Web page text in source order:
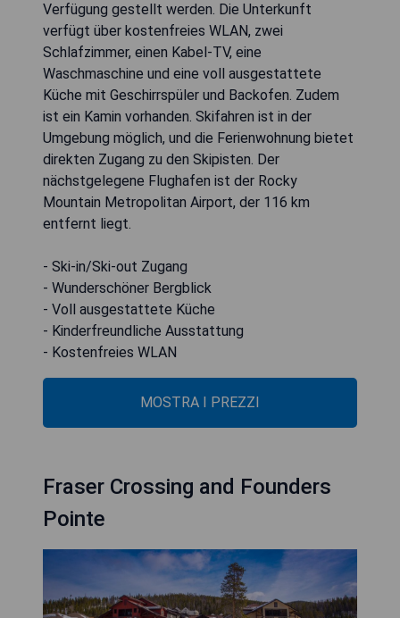
Verfügung gestellt werden. Die Unterkunft
verfügt über kostenfreies WLAN, zwei
Schlafzimmer, einen Kabel-TV, eine
Waschmaschine und eine voll ausgestattete
Küche mit Geschirrspüler und Backofen. Zudem
ist ein Kamin vorhanden. Skifahren ist in der
Umgebung möglich, und die Ferienwohnung bietet
direkten Zugang zu den Skipisten. Der
nächstgelegene Flughafen ist der Rocky
Mountain Metropolitan Airport, der 116 km
entfernt liegt.
- Ski-in/Ski-out Zugang
- Wunderschöner Bergblick
- Voll ausgestattete Küche
- Kinderfreundliche Ausstattung
- Kostenfreies WLAN
MOSTRA I PREZZI
Fraser Crossing and Founders
Pointe